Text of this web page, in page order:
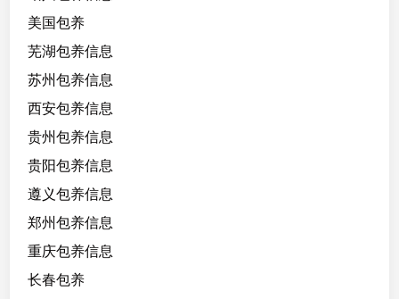
美国包养
芜湖包养信息
苏州包养信息
西安包养信息
贵州包养信息
贵阳包养信息
遵义包养信息
郑州包养信息
重庆包养信息
长春包养